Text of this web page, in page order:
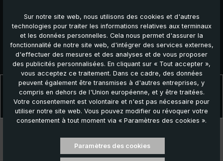
Recommander ce produit :
Description
Une protection optimale contre la pluie grâce à une toile prolongée
!Le parapluie City 5019 unique en son genre surprend p…
Plus
Sur notre site web, nous utilisons des cookies et d'autres
technologies pour traiter les informations relatives aux terminaux
et les données personnelles. Cela nous permet d'assurer la
fonctionnalité de notre site web, d'intégrer des services externes,
d'effectuer des mesures et des analyses et de vous proposer
des publicités personnalisées. En cliquant sur « Tout accepter »,
vous acceptez ce traitement. Dans ce cadre, des données
peuvent également être transmises à d'autres entreprises, y
compris en dehors de l'Union européenne, et y être traitées.
Votre consentement est volontaire et n'est pas nécessaire pour
utiliser notre site web. Vous pouvez modifier ou révoquer votre
consentement à tout moment via « Paramètres des cookies ».
Paramètres des cookies